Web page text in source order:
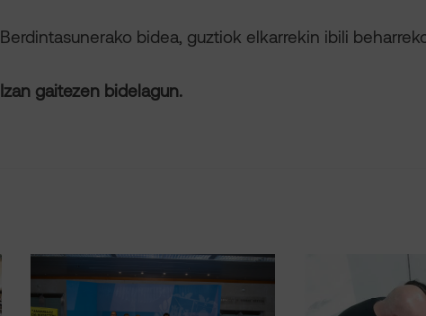
Berdintasunerako bidea, guztiok elkarrekin ibili
Izan gaitezen bidelagun.